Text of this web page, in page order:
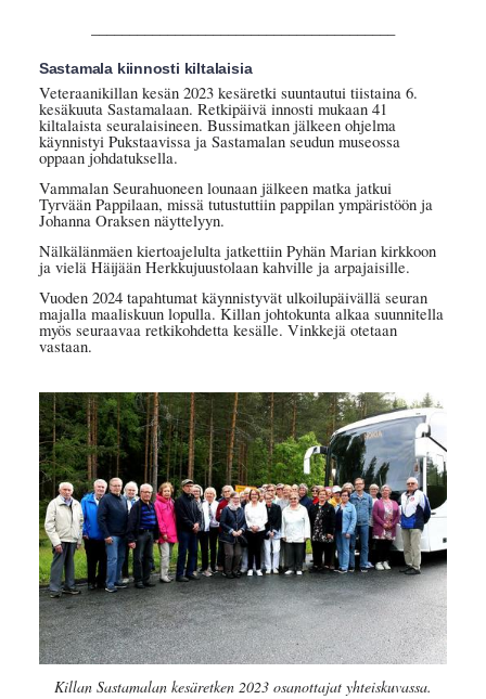
Sastamala kiinnosti kiltalaisia
Veteraanikillan kesän 2023 kesäretki suuntautui tiistaina 6.
kesäkuuta Sastamalaan. Retkipäivä innosti mukaan 41
kiltalaista seuralaisineen. Bussimatkan jälkeen ohjelma
käynnistyi Pukstaavissa ja Sastamalan seudun museossa
oppaan johdatuksella.
Vammalan Seurahuoneen lounaan jälkeen matka jatkui
Tyrvään Pappilaan, missä tutustuttiin pappilan ympäristöön ja
Johanna Oraksen näyttelyyn.
Nälkälänmäen kiertoajelulta jatkettiin Pyhän Marian kirkkoon
ja vielä Häijään Herkkujuustolaan kahville ja arpajaisille.
Vuoden 2024 tapahtumat käynnistyvät ulkoilupäivällä seuran
majalla maaliskuun lopulla. Killan johtokunta alkaa suunnitella
myös seuraavaa retkikohdetta kesälle. Vinkkejä otetaan
vastaan.
Killan Sastamalan kesäretken 2023 osanottajat yhteiskuvassa.